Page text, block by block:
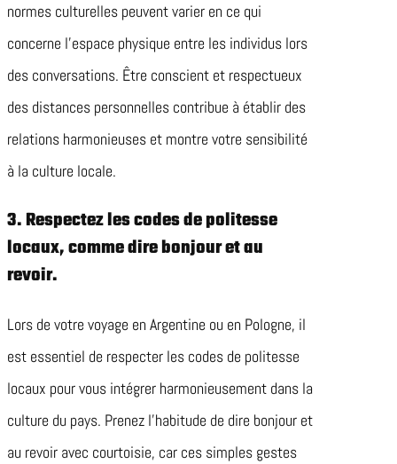
normes culturelles peuvent varier en ce qui
concerne l’espace physique entre les individus lors
des conversations. Être conscient et respectueux
des distances personnelles contribue à établir des
relations harmonieuses et montre votre sensibilité
à la culture locale.
3. Respectez les codes de politesse
locaux, comme dire bonjour et au
revoir.
Lors de votre voyage en Argentine ou en Pologne, il
est essentiel de respecter les codes de politesse
locaux pour vous intégrer harmonieusement dans la
culture du pays. Prenez l’habitude de dire bonjour et
au revoir avec courtoisie, car ces simples gestes